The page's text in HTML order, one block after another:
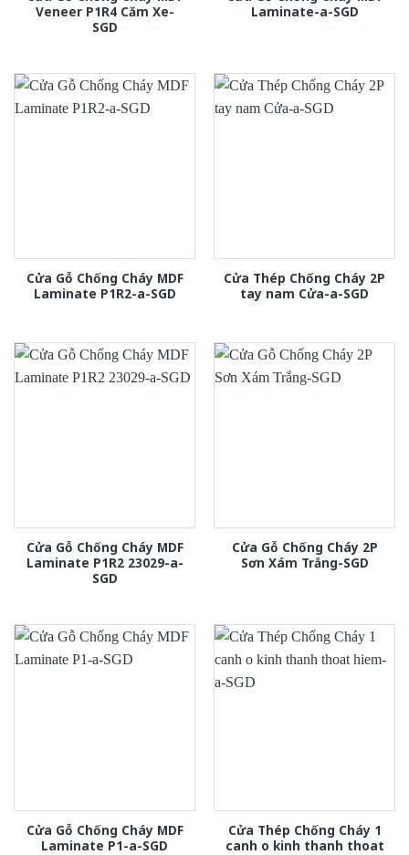
Veneer P1R4 Căm Xe-
SGD
Laminate-a-SGD
Cửa Gỗ Chống Cháy MDF
Laminate P1R2-a-SGD
Cửa Thép Chống Cháy 2P
tay nam Cửa-a-SGD
Cửa Gỗ Chống Cháy MDF
Laminate P1R2 23029-a-
SGD
Cửa Gỗ Chống Cháy 2P
Sơn Xám Trắng-SGD
Cửa Gỗ Chống Cháy MDF
Laminate P1-a-SGD
Cửa Thép Chống Cháy 1
canh o kinh thanh thoat